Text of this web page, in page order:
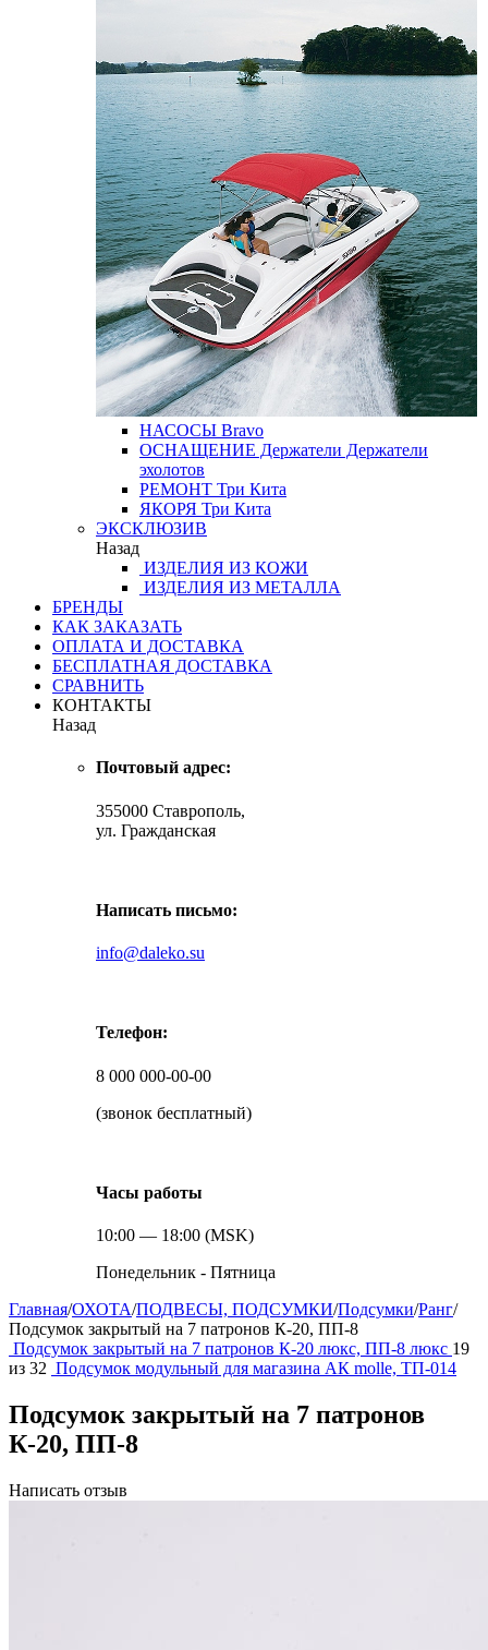
НАСОСЫ Bravo
ОСНАЩЕНИЕ Держатели Держатели
эхолотов
РЕМОНТ Три Кита
ЯКОРЯ Три Кита
ЭКСКЛЮЗИВ
Назад
ИЗДЕЛИЯ ИЗ КОЖИ
ИЗДЕЛИЯ ИЗ МЕТАЛЛА
БРЕНДЫ
КАК ЗАКАЗАТЬ
ОПЛАТА И ДОСТАВКА
БЕСПЛАТНАЯ ДОСТАВКА
СРАВНИТЬ
КОНТАКТЫ
Назад
Почтовый адрес:
355000 Ставрополь,
ул. Гражданская
Написать письмо:
info@daleko.su
Телефон:
8 000 000-00-00
(звонок бесплатный)
Часы работы
10:00 — 18:00 (MSK)
Понедельник - Пятница
Главная/ОХОТА/ПОДВЕСЫ, ПОДСУМКИ/Подсумки/Ранг/
Подсумок закрытый на 7 патронов К-20, ПП-8
Подсумок закрытый на 7 патронов К-20 люкс, ПП-8 люкс 19
из 32 Подсумок модульный для магазина АК molle, ТП-014
Подсумок закрытый на 7 патронов
К-20, ПП-8
Написать отзыв